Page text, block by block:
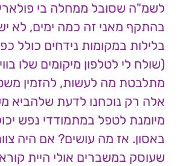
לשמ"ה שסובל ממחלה בי
בהתקף מאני זה כמה ימים, לא
בלילות במקומות נידחים כולל
(שולח לי לטלפון מיקומים שלו
מתלבטת מה לעשות, להזמין
אלה רק נוכחנו לדעת שלהביא
מיומנת לטפל במתמודדי נפש
באסון. אז מה עושים? אם היה
שעוסק במשברים אולי היית